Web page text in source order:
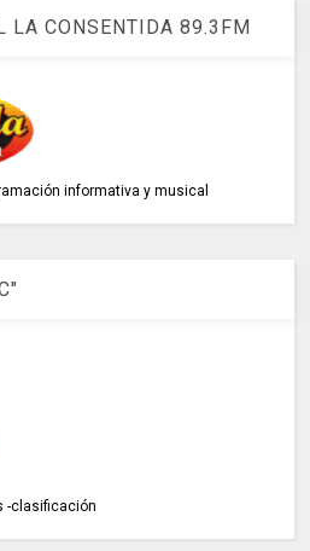
LA CONSENTIDA 89.3FM
informativa y musical
-clasificación